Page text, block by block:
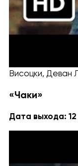
Американский
превратить
Висоцки, Деван
«Чаки»
Дата выхода: